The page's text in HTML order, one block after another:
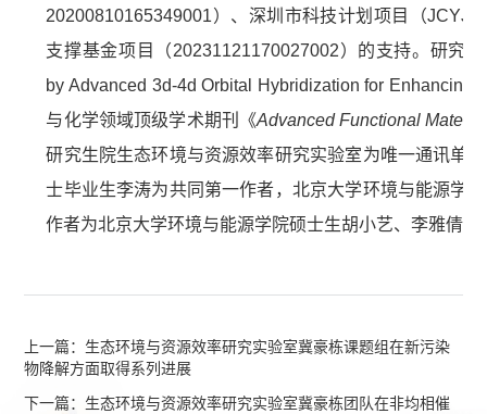
20200810165349001）、深圳市科技计划项目（
支撑基金项目（20231121170027002）的支持。研究
by Advanced 3d-4d Orbital Hybridization for Enhancing
与化学领域顶级学术期刊《Advanced Functional
研究生院生态环境与资源效率研究实验室为唯一通讯单
士毕业生李涛为共同第一作者，北京大学环境与能源学
作者为北京大学环境与能源学院硕士生胡小艺、李雅倩和
上一篇：生态环境与资源效率研究实验室冀豪栋课题组在新污染
物降解方面取得系列进展
下一篇：生态环境与资源效率研究实验室冀豪栋团队在非均相催